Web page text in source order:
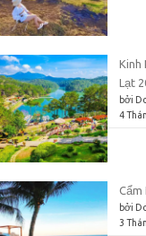
Kinh
Lạt
bởi
4
Cẩm
bởi
3